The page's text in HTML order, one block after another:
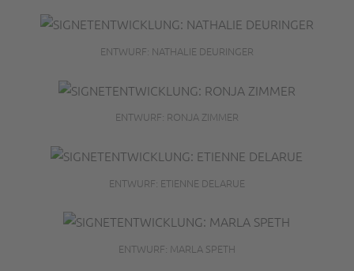
ENTWURF: NATHALIE DEURINGER
ENTWURF: RONJA ZIMMER
ENTWURF: ETIENNE DELARUE
ENTWURF: MARLA SPETH